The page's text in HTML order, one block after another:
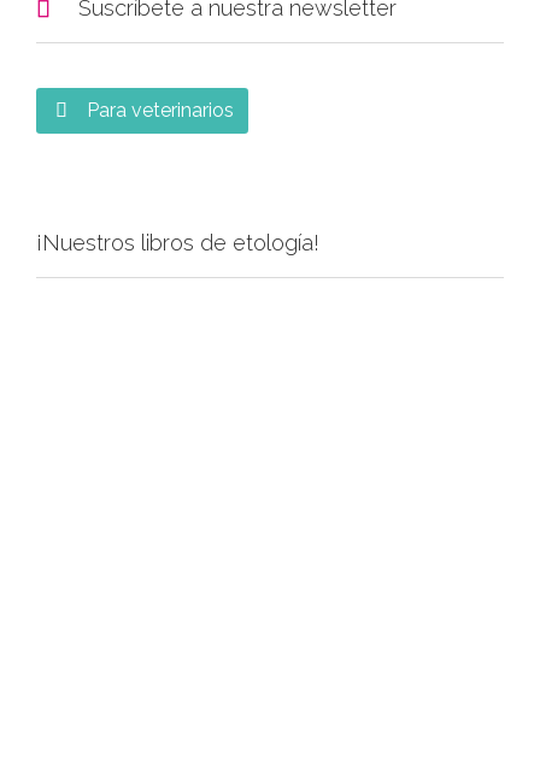
 Suscríbete a nuestra newsletter
 Para veterinarios
¡Nuestros libros de etología!